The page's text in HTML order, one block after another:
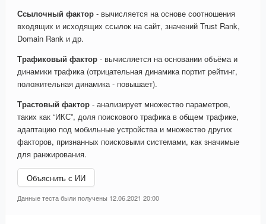
Ссылочный фактор - вычисляется на основе соотношения
входящих и исходящих ссылок на сайт, значений Trust Rank,
Domain Rank и др.
Трафиковый фактор - вычисляется на основании объёма и
динамики трафика (отрицательная динамика портит рейтинг,
положительная динамика - повышает).
Трастовый фактор - анализирует множество параметров,
таких как “ИКС”, доля поискового трафика в общем трафике,
адаптацию под мобильные устройства и множество других
факторов, признанных поисковыми системами, как значимые
для ранжирования.
Объяснить с ИИ
Данные теста были получены 12.06.2021 20:00